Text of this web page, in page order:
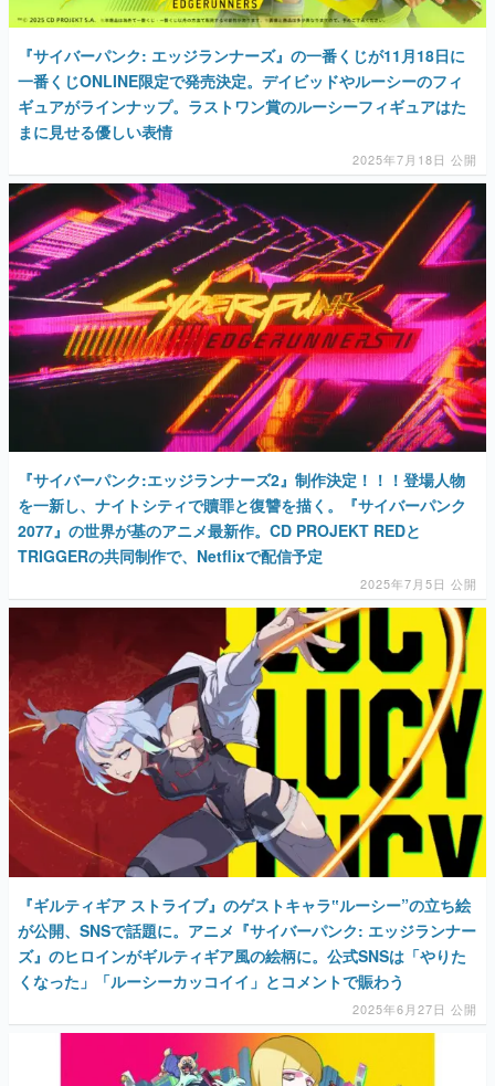
『サイバーパンク: エッジランナーズ』の一番くじが11月18日に
一番くじONLINE限定で発売決定。デイビッドやルーシーのフィ
ギュアがラインナップ。ラストワン賞のルーシーフィギュアはた
まに見せる優しい表情
2025年7月18日 公開
『サイバーパンク:エッジランナーズ2』制作決定！！！登場人物
を一新し、ナイトシティで贖罪と復讐を描く。『サイバーパンク
2077』の世界が基のアニメ最新作。CD PROJEKT REDと
TRIGGERの共同制作で、Netflixで配信予定
2025年7月5日 公開
『ギルティギア ストライブ』のゲストキャラ‟ルーシー”の立ち絵
が公開、SNSで話題に。アニメ『サイバーパンク: エッジランナー
ズ』のヒロインがギルティギア風の絵柄に。公式SNSは「やりた
くなった」「ルーシーカッコイイ」とコメントで賑わう
2025年6月27日 公開